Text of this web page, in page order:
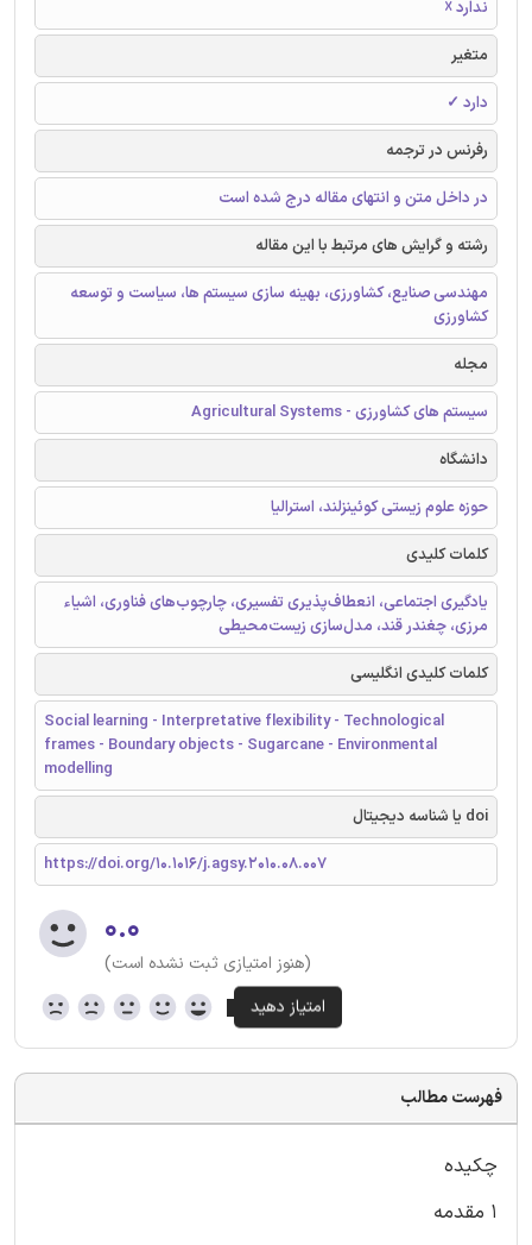
ندارد ☓
متغیر
دارد ✓
رفرنس در ترجمه
در داخل متن و انتهای مقاله درج شده است
رشته و گرایش های مرتبط با این مقاله
مهندسی صنایع، کشاورزی، بهینه سازی سیستم ها، سیاست و توسعه
کشاورزی
مجله
سیستم های کشاورزی - Agricultural Systems
دانشگاه
حوزه علوم زیستی کوئینزلند، استرالیا
کلمات کلیدی
یادگیری اجتماعی، انعطاف‌پذیری تفسیری، چارچوب‌های فناوری، اشیاء
مرزی، چغندر قند، مدل‌سازی زیست‌محیطی
کلمات کلیدی انگلیسی
Social learning - Interpretative flexibility - Technological
frames - Boundary objects - Sugarcane - Environmental
modelling
doi یا شناسه دیجیتال
https://doi.org/10.1016/j.agsy.2010.08.007
۰.۰
(هنوز امتیازی ثبت نشده است)
فهرست مطالب
چکیده
1 مقدمه